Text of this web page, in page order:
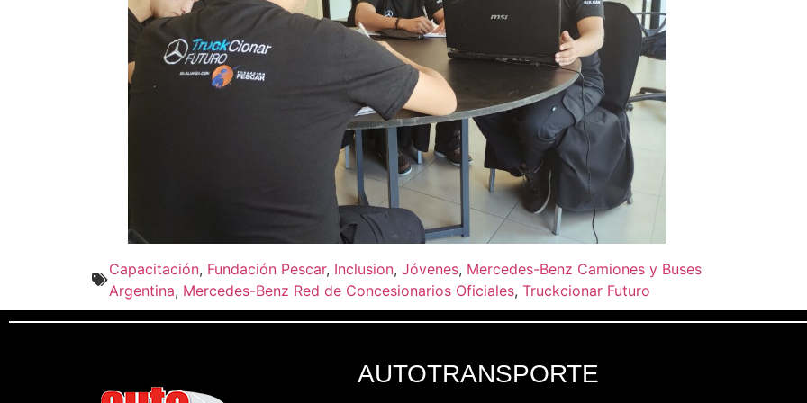
Capacitación, Fundación Pescar, Inclusion, Jóvenes, Mercedes-Benz Camiones y Buses
Argentina, Mercedes-Benz Red de Concesionarios Oficiales, Truckcionar Futuro
AUTOTRANSPORTE